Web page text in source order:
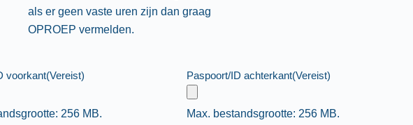
als er geen vaste uren zijn dan graag
OPROEP vermelden.
voorkant(Vereist)
256 MB.
Paspoort/ID achterkant(Vereist)
Max. bestandsgrootte: 256 MB.